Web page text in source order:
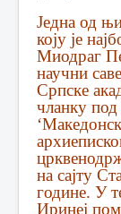
Једна од
коју је
Миодраг
научни
Српске
чланку
на сајту
године. У
Иринеј